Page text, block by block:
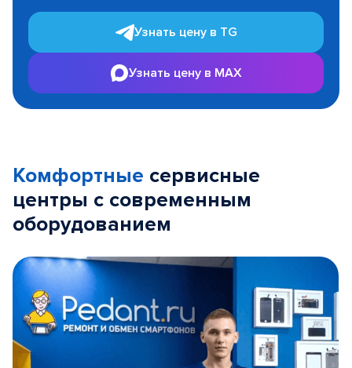
Узнать цену в TG
Узнать цену в MAX
Комфортные сервисные
центры с современным
оборудованием